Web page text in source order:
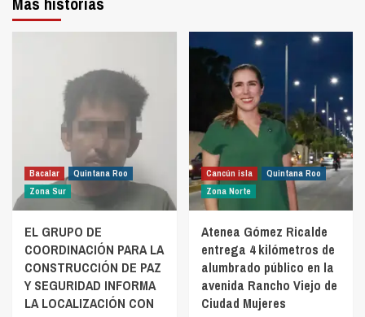
Bacalar
Quintana Roo
Zona Sur
EL GRUPO DE
COORDINACIÓN PARA LA
CONSTRUCCIÓN DE PAZ
Y SEGURIDAD INFORMA
LA LOCALIZACIÓN CON
Cancún isla
Quintana Roo
Zona Norte
Atenea Gómez Ricalde
entrega 4 kilómetros de
alumbrado público en la
avenida Rancho Viejo de
Ciudad Mujeres